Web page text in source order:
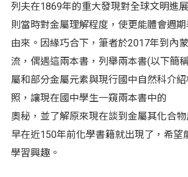
列夫在1869年的重大發現對全球文明進
則當時對金屬理解程度，使更能體會週
由來。因緣巧合下，筆者於2017年到內
流，偶遇這兩本書，列舉兩本書(以下簡
屬和部分金屬元素與現行國中自然科介
照，讓現在國中學生一窺兩本書中的
奧秘，並了解原來現在談到金屬其化合物
早在近150年前化學書籍就出現了，希望
學習興趣。